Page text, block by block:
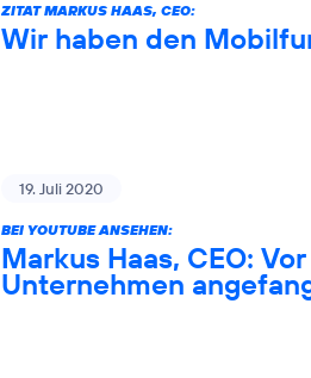
ZITAT MARKUS HAAS, CEO:
Wir haben den
19. Juli 2020
BEI YOUTUBE ANSEHEN:
Markus Haas, CEO:
Unternehmen